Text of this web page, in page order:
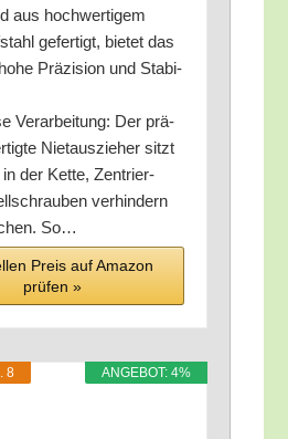
aus hoch­wer­ti­gem
gefer­tigt, bie­tet das
Prä­zi­si­on und Sta­bi­
Ver­ar­bei­tung: Der prä­
Niet­aus­zie­her sitzt
der Ket­te, Zen­trier-
ver­hin­dern
So…
Preis auf Ama­zon
prü­fen »
ANGE­BOT: 4%
8